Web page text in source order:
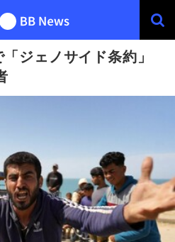
ジェノサイド条約」